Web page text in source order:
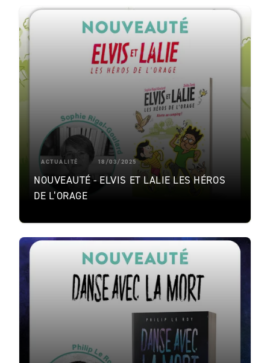
ACTUALITÉ 18/03/2025
NOUVEAUTÉ - ELVIS ET LALIE LES HÉROS
DE L’ORAGE